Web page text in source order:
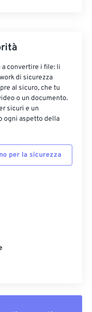
convertire i file: li
di sicurezza
al sicuro, che tu
o un documento.
sicuri e un
ogni aspetto della
per la sicurezza